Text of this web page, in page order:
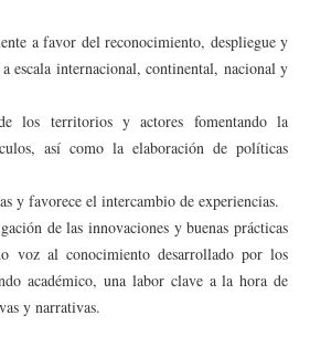
a favor del reconocimiento, despliegue y
escala internacional, continental, nacional y
los territorios y actores fomentando la
así como la elaboración de políticas
y favorece el intercambio de experiencias.
de las innovaciones y buenas prácticas
voz al conocimiento desarrollado por los
académico, una labor clave a la hora de
y narrativas.